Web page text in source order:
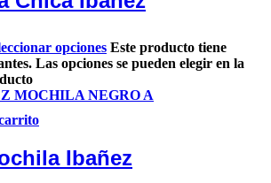
opciones Este producto tiene
Las opciones se pueden elegir en la
Ibañez